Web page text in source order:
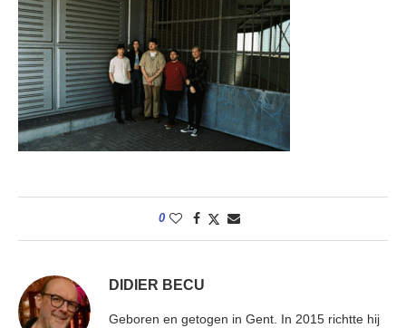
0
DIDIER BECU
Geboren en getogen in Gent. In 2015 richtte hij